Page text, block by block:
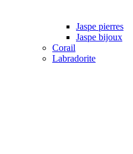
Jaspe pierres
Jaspe bijoux
Corail
Labradorite